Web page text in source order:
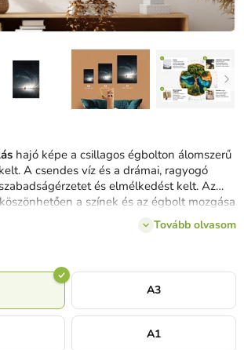
hajó képe a csillagos égbolton álomszerű
A csendes víz és a drámai, ragyogó
és elmélkedést kelt. Az
a színek és az égbolt mozgása
kép különösen hálószobákba vagy
a költői motívumok kedvelői laknak.
Tovább olvasom
A3
A1